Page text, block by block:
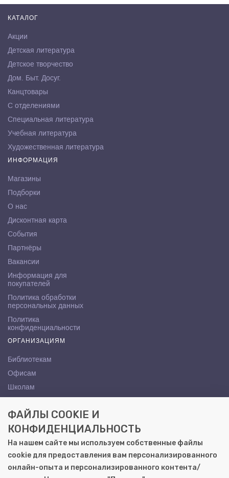
КАТАЛОГ
Акции
Детская литература
Детское творчество
Дом. Быт. Досуг.
Канцтовары
С отделениями
Специальная литература
Учебная литература
Художественная литература
ИНФОРМАЦИЯ
Магазины
Подборки
О нас
Дисконтная карта
События
Партнёры
Вакансии
Информация для
покупателей
Политика обработки
персональных данных
Политика
конфиденциальности
ОРГАНИЗАЦИЯМ
Библиотекам
Офисам
Школам
КОНТАКТЫ
Саратов, ул. Осипова, 10А
+7 (8452) 72-65-65
gemera@moya-kniga.ru
ФАЙЛЫ COOKIE И
КОНФИДЕНЦИАЛЬНОСТЬ
На нашем сайте мы используем собственные файлы
cookie для предоставления вам персонализированного
онлайн-опыта и персонализированного контента/